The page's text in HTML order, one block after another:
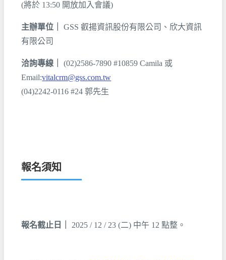
(將於 13:50 開放加入會議)
主辦單位｜GSS 叡揚資訊股份有限公司、欣大資訊
有限公司
洽詢專線｜(02)2586-7890 #10859 Camila 或
Email:vitalcrm@gss.com.tw
(04)2242-0116 #24 郭先生
報名須知
報名截止日｜ 2025 / 12 / 23 (二) 中午 12 點整。